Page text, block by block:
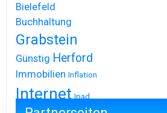
Bielefeld
Buchhaltung
Grabstein
Günstig Herford
Immobilien Inflation
Internet Ipad